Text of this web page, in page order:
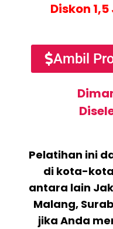
Diskon
Ambil
Pelatihan ini
di kota-
antara lain
Malang,
jika Anda